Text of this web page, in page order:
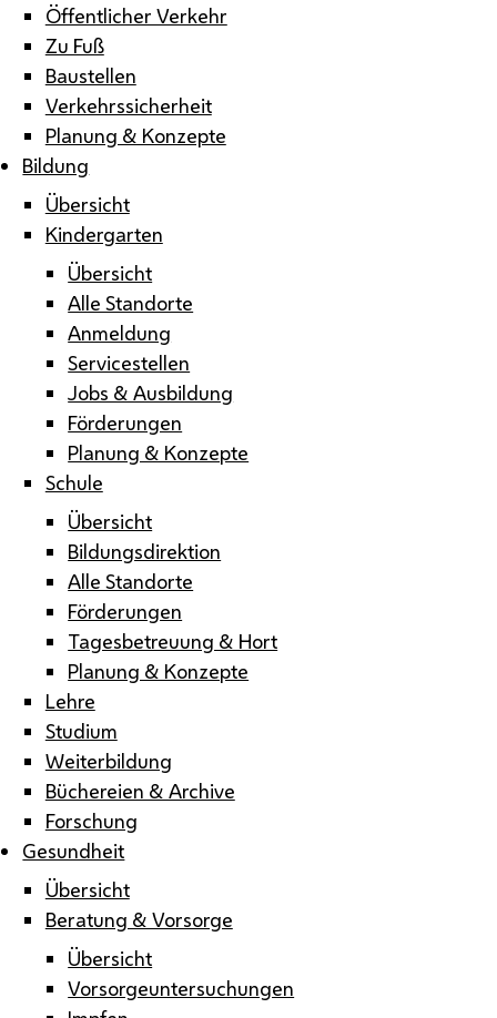
Öffentlicher Verkehr
Zu Fuß
Baustellen
Verkehrssicherheit
Planung & Konzepte
Bildung
Übersicht
Kindergarten
Übersicht
Alle Standorte
Anmeldung
Servicestellen
Jobs & Ausbildung
Förderungen
Planung & Konzepte
Schule
Übersicht
Bildungsdirektion
Alle Standorte
Förderungen
Tagesbetreuung & Hort
Planung & Konzepte
Lehre
Studium
Weiterbildung
Büchereien & Archive
Forschung
Gesundheit
Übersicht
Beratung & Vorsorge
Übersicht
Vorsorgeuntersuchungen